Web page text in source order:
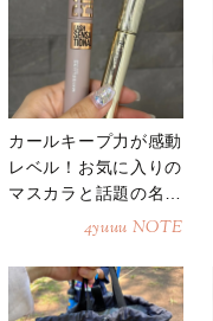
カールキープ力が感動
レベル！お気に入りの
マスカラと話題の名品
4yuuu NOTE